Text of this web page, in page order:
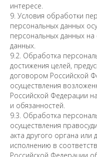
интересе.
9. Условия обработки
персональных данных
персональных данных
данных.
9.2. Обработка
достижения целей,
договором Российской
осуществления
Российской Федерации
и обязанностей.
9.3. Обработка
осуществления
акта другого органа
исполнению в